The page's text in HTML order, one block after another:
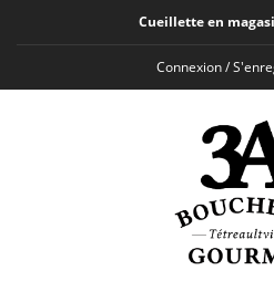
Cueillette en
Connexion /